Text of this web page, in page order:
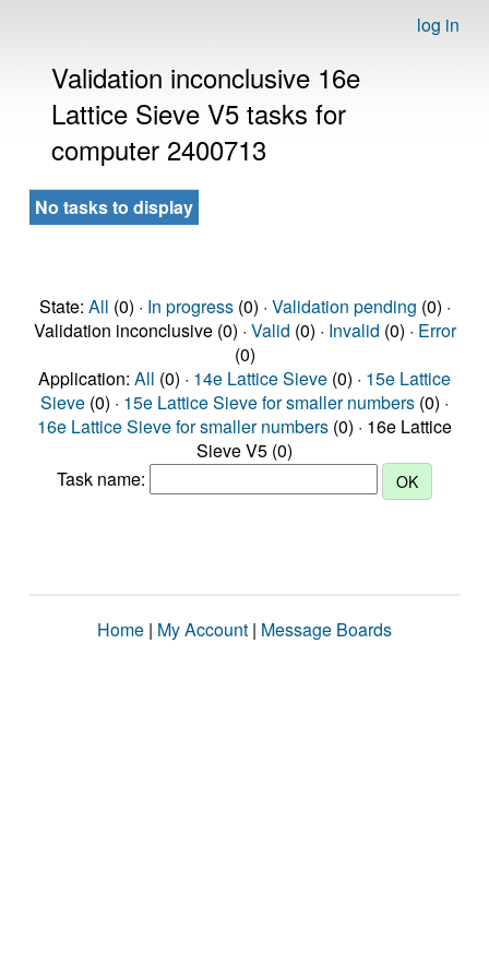
log in
Validation inconclusive 16e
Lattice Sieve V5 tasks for
computer 2400713
No tasks to display
State: All (0) · In progress(0) · Validation pending (0) ·
Validation inconclusive (0) · Valid (0) · Invalid (0) · Error
(0)
Application: All (0) · 14e Lattice Sieve (0) · 15e Lattice
Sieve (0) · 15e Lattice Sieve for smaller numbers (0) ·
16e Lattice Sieve for smaller numbers (0) · 16e Lattice
Sieve V5 (0)
Task name:
Home | My Account | Message Boards